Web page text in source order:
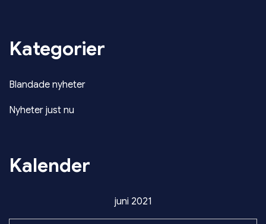
Kategorier
Blandade nyheter
Nyheter just nu
Kalender
juni 2021